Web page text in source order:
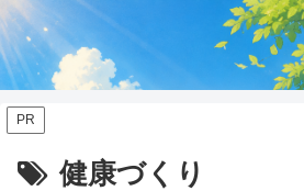
PR
健康づくり